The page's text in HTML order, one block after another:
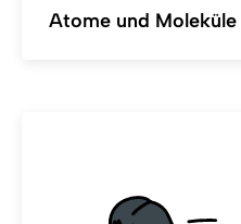
Atome und Moleküle